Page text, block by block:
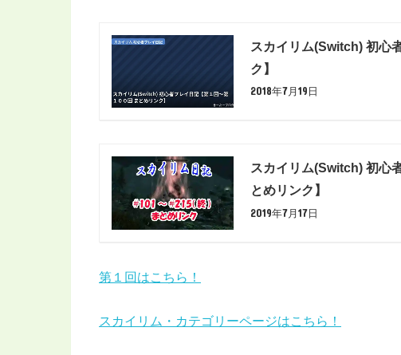
スカイリム(Switch) 初心
ク】
2018年7月19日
スカイリム(Switch) 初心
とめリンク】
2019年7月17日
第１回はこちら！
スカイリム・カテゴリーページはこちら！